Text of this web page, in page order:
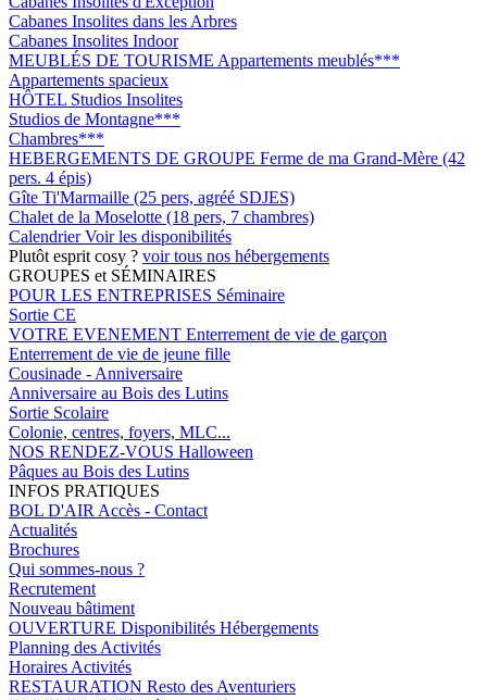
Cabanes Insolites dans les Arbres
Cabanes Insolites Indoor
MEUBLÉS DE TOURISME Appartements meublés***
Appartements spacieux
HÔTEL Studios Insolites
Studios de Montagne***
Chambres***
HEBERGEMENTS DE GROUPE Ferme de ma Grand-Mère (42
pers. 4 épis)
Gîte Ti'Marmaille (25 pers, agréé SDJES)
Chalet de la Moselotte (18 pers, 7 chambres)
CalendrierVoir les disponibilités
Plutôt esprit cosy ? voir tous nos hébergements
GROUPES et SÉMINAIRES
POUR LES ENTREPRISES Séminaire
Sortie CE
VOTRE EVENEMENT Enterrement de vie de garçon
Enterrement de vie de jeune fille
Cousinade - Anniversaire
Anniversaire au Bois des Lutins
Sortie Scolaire
Colonie, centres, foyers, MLC...
NOS RENDEZ-VOUS Halloween
Pâques au Bois des Lutins
INFOS PRATIQUES
BOL D'AIR Accès - Contact
Actualités
Brochures
Qui sommes-nous ?
Recrutement
Nouveau bâtiment
OUVERTURE Disponibilités Hébergements
Planning des Activités
Horaires Activités
RESTAURATION Resto des Aventuriers